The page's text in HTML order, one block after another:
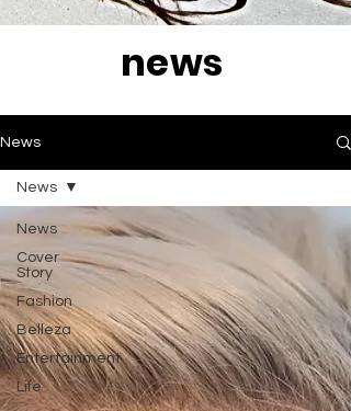
news
News
News
Cover
Story
Fashion
Belleza
Entertainment
Life
News